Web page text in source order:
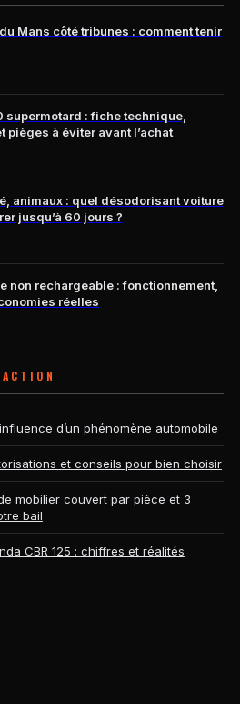
Mans côté tribunes : comment tenir
supermotard : fiche technique,
pièges à éviter avant l’achat
animaux : quel désodorisant voiture
jusqu’à 60 jours ?
non rechargeable : fonctionnement,
réelles
d’un phénomène automobile
et conseils pour bien choisir
mobilier couvert par pièce et 3
bail
CBR 125 : chiffres et réalités